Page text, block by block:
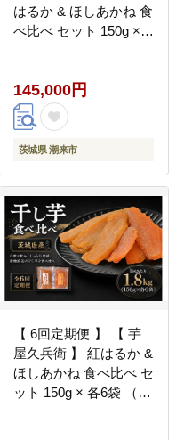
はるか & ほしあかね 食
べ比べ セット 150g ×
にはるか 干し芋 干芋
野菜 やさい デザート
スイーツ おやつ
145,000円
茨城県 潮来市
【 6回定期便 】 【 芋
屋久兵衛 】 紅はるか &
ほしあかね 食べ比べ セ
ット 150g × 各6袋 （